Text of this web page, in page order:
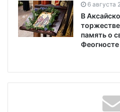
6 августа
В
память о
Феогносте